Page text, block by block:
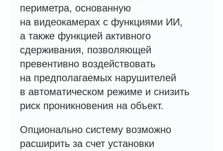
периметра, основанную
на видеокамерах с функциями ИИ,
а также функцией активного
сдерживания, позволяющей
превентивно воздействовать
на предполагаемых нарушителей
в автоматическом режиме и снизить
риск проникновения на объект.
Опционально систему возможно
расширить за счет установки